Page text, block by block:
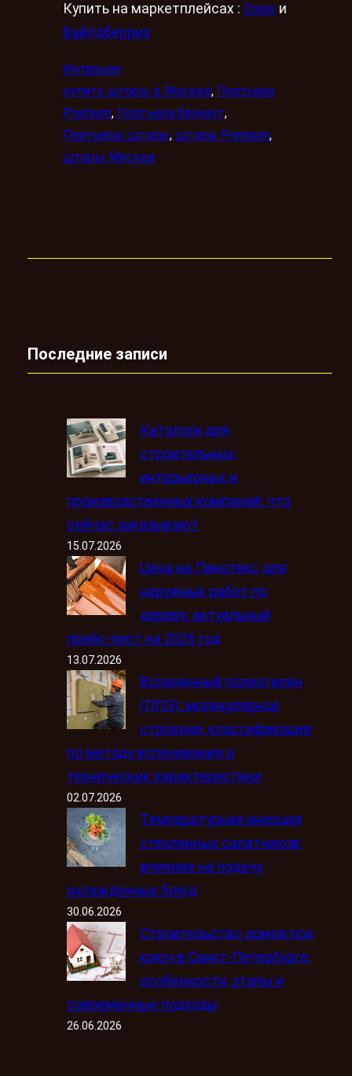
Купить на маркетплейсах : Озон и
Вайлдберриз
Интерьер
купить шторы в Москве, Портьера
Premium, Портьера блэкаут
Портьеры шторы, шторы Premium
шторы Москва
Последние записи
Каталоги для
строительных,
интерьерных и
производственных компаний: что
сейчас заказывают
15.07.2026
Цена на Пинотекс для
наружных работ по
дереву: актуальный
прайс-лист на 2026 год
13.07.2026
Вспененный полиэтилен
(ППЭ): молекулярное
строение, классификация
по методу вспенивания и
технические характеристики
02.07.2026
Температурная инерция
стеклянных салатников:
влияние на подачу
охлаждённых блюд
30.06.2026
Строительство домов под
ключ в Санкт-Петербурге:
особенности, этапы и
современные подходы
26.06.2026